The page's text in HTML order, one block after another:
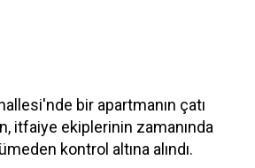
bir apartmanın çatı
itfaiye ekiplerinin zamanında
kontrol altına alındı.